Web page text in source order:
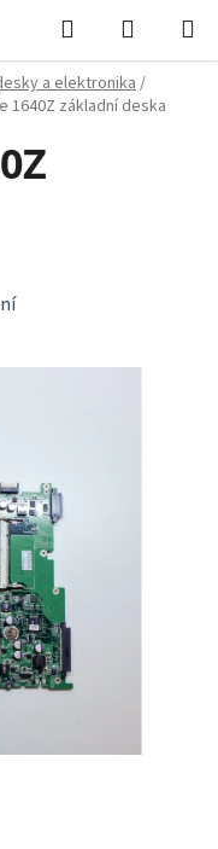
Hledat
KOŠÍK
a elektronika/
1640Z základní deska